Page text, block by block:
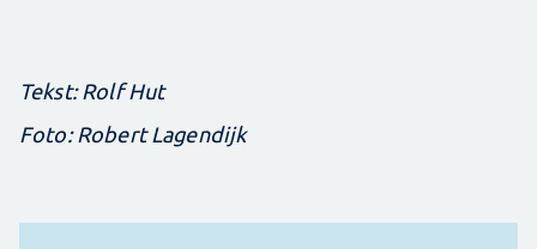
Tekst: Rolf Hut
Foto: Robert Lagendijk